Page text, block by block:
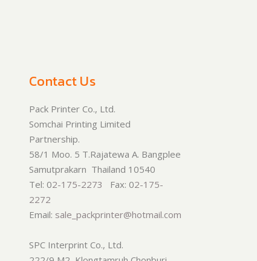
Contact Us
Pack Printer Co., Ltd.
Somchai Printing Limited
Partnership.
58/1 Moo. 5 T.Rajatewa A. Bangplee
Samutprakarn Thailand 10540
Tel: 02-175-2273 Fax: 02-175-
2272
Email: sale_packprinter@hotmail.com
SPC Interprint Co., Ltd.